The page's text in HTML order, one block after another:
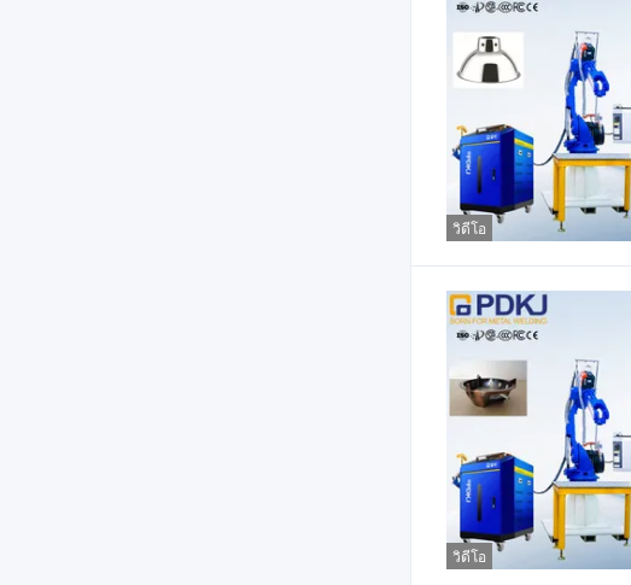
วิดีโอ
วิดีโอ